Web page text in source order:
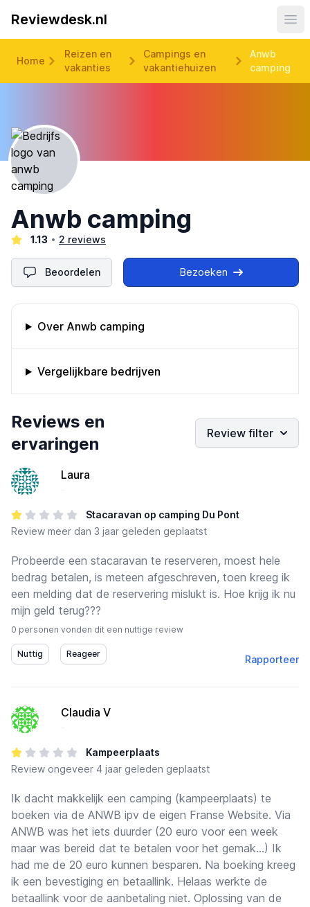
Reviewdesk.nl
Home
Reizen en
vakanties
Campings en
vakantiehuizen
Anwb
camping
Anwb camping
1.13 2 reviews
Beoordelen Bezoeken
Omschrijving bedrijf
Over Anwb camping
Vergelijkbare bedrijven
Bedrijfs reviews
Reviews en
ervaringen
Review filter
Laura
Stacaravan op camping Du Pont
Review meer dan 3 jaar geleden geplaatst
Probeerde een stacaravan te reserveren, moest hele
bedrag betalen, is meteen afgeschreven, toen kreeg ik
een melding dat de reservering mislukt is. Hoe krijg ik nu
mijn geld terug???
0 personen vonden dit een nuttige review
Rapporteer
Claudia V
Kampeerplaats
Review ongeveer 4 jaar geleden geplaatst
Ik dacht makkelijk een camping (kampeerplaats) te
boeken via de ANWB ipv de eigen Franse Website. Via
ANWB was het iets duurder (20 euro voor een week
maar was bereid dat te betalen voor het gemak...) Ik
had me de 20 euro kunnen besparen. Na boeking kreeg
ik een bevestiging en betaallink. Helaas werkte de
betaallink voor de aanbetaling niet. Oplossing van de